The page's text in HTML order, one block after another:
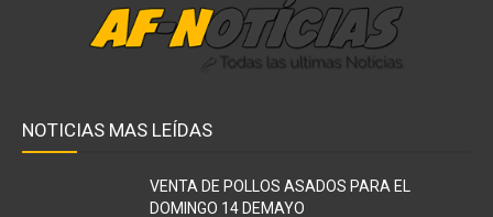
NOTICIAS MAS LEÍDAS
VENTA DE POLLOS ASADOS PARA EL
DOMINGO 14 DEMAYO